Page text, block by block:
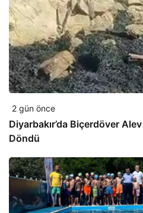
2 gün önce
Diyarbakır’da Biçerdöver Alev
Döndü